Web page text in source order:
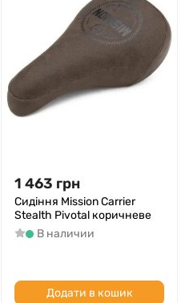
1 463 грн
Сидіння Mission Carrier
Stealth Pivotal коричневе
В наличии
Додати в кошик